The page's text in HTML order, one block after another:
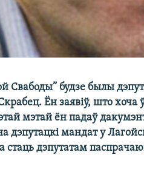
Свабоды” будзе былы
Ён заявіў, што хоча
мэтай ён падаў
дэпутацкі мандат у
стаць дэпутатам